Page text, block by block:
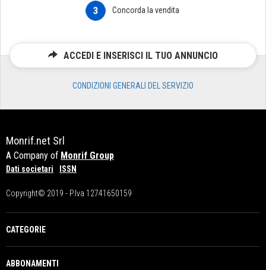
3 Concorda la vendita
ACCEDI E INSERISCI IL TUO ANNUNCIO
CONDIZIONI GENERALI DEL SERVIZIO
Monrif.net Srl
A Company of Monrif Group
Dati societari ISSN
Copyright© 2019 - P.Iva 12741650159
CATEGORIE
ABBONAMENTI